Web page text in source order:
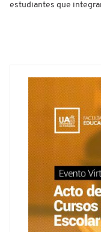
estudiantes que